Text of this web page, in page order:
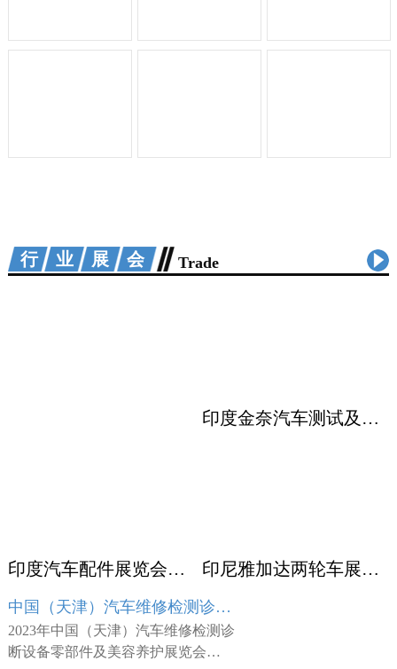
行业展会 Trade
印度汽车配件展览会ACMA
印度金奈汽车测试及质量监控展览会 Automotive Testing Expo
印尼雅加达两轮车展览会 INABIKE
中国（天津）汽车维修检测诊断设备零部件及美容养护展览会 AMR
2023年中国（天津）汽车维修检测诊
断设备零部件及美容养护展览会